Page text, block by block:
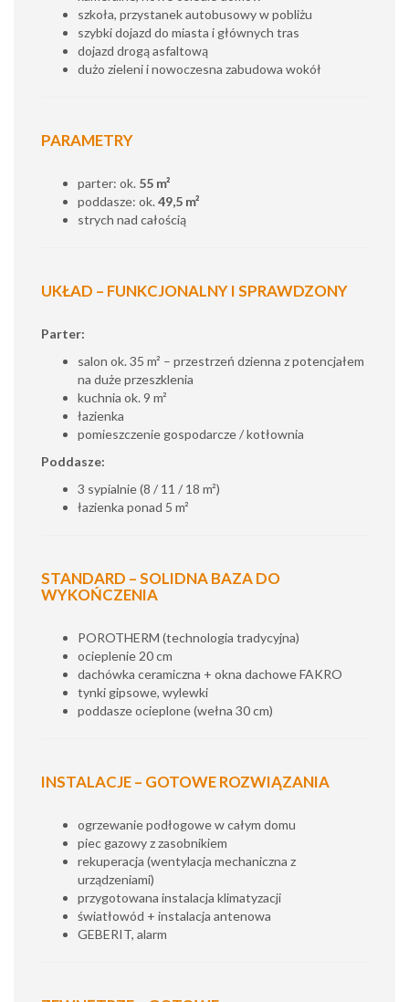
szkoła, przystanek autobusowy w pobliżu
szybki dojazd do miasta i głównych tras
dojazd drogą asfaltową
dużo zieleni i nowoczesna zabudowa wokół
PARAMETRY
parter: ok. 55 m²
poddasze: ok. 49,5 m²
strych nad całością
UKŁAD – FUNKCJONALNY I SPRAWDZONY
Parter:
salon ok. 35 m² – przestrzeń dzienna z potencjałem
na duże przeszklenia
kuchnia ok. 9 m²
łazienka
pomieszczenie gospodarcze / kotłownia
Poddasze:
3 sypialnie (8 / 11 / 18 m²)
łazienka ponad 5 m²
STANDARD – SOLIDNA BAZA DO
WYKOŃCZENIA
POROTHERM (technologia tradycyjna)
ocieplenie 20 cm
dachówka ceramiczna + okna dachowe FAKRO
tynki gipsowe, wylewki
poddasze ocieplone (wełna 30 cm)
INSTALACJE – GOTOWE ROZWIĄZANIA
ogrzewanie podłogowe w całym domu
piec gazowy z zasobnikiem
rekuperacja (wentylacja mechaniczna z
urządzeniami)
przygotowana instalacja klimatyzacji
światłowód + instalacja antenowa
GEBERIT, alarm